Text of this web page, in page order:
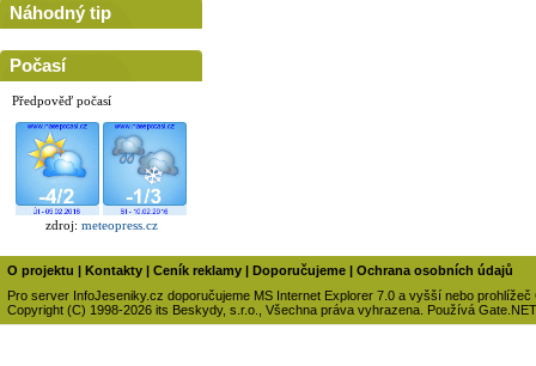
Náhodný tip
Počasí
Předpověď počasí
zdroj: meteopress.cz
O projektu Kontakty Ceník reklamy Doporučujeme
Ochrana osobních údajů
Pro server InfoJeseniky.cz doporučujeme MS Internet Explorer 7.0 a vyšší nebo prohlížeč
Copyright (C) 1998-2026 its Beskydy, s.r.o., Všechna práva vyhrazena. Používá